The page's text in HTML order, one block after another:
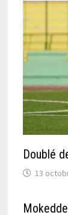
Doublé
13